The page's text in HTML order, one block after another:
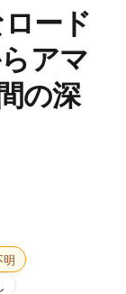
ード
アマ
の深
明